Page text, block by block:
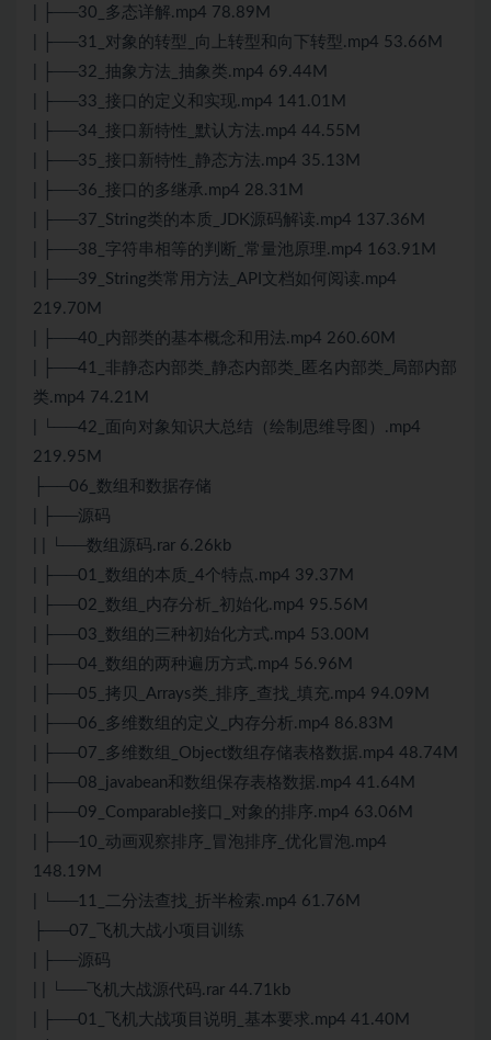
| ├──30_多态详解.mp4 78.89M
| ├──31_对象的转型_向上转型和向下转型.mp4 53.66M
| ├──32_抽象方法_抽象类.mp4 69.44M
| ├──33_接口的定义和实现.mp4 141.01M
| ├──34_接口新特性_默认方法.mp4 44.55M
| ├──35_接口新特性_静态方法.mp4 35.13M
| ├──36_接口的多继承.mp4 28.31M
| ├──37_String类的本质_JDK源码解读.mp4 137.36M
| ├──38_字符串相等的判断_常量池原理.mp4 163.91M
| ├──39_String类常用方法_API文档如何阅读.mp4
219.70M
| ├──40_内部类的基本概念和用法.mp4 260.60M
| ├──41_非静态内部类_静态内部类_匿名内部类_局部内部
类.mp4 74.21M
| └──42_面向对象知识大总结（绘制思维导图）.mp4
219.95M
├──06_数组和数据存储
| ├──源码
| | └──数组源码.rar 6.26kb
| ├──01_数组的本质_4个特点.mp4 39.37M
| ├──02_数组_内存分析_初始化.mp4 95.56M
| ├──03_数组的三种初始化方式.mp4 53.00M
| ├──04_数组的两种遍历方式.mp4 56.96M
| ├──05_拷贝_Arrays类_排序_查找_填充.mp4 94.09M
| ├──06_多维数组的定义_内存分析.mp4 86.83M
| ├──07_多维数组_Object数组存储表格数据.mp4 48.74M
| ├──08_javabean和数组保存表格数据.mp4 41.64M
| ├──09_Comparable接口_对象的排序.mp4 63.06M
| ├──10_动画观察排序_冒泡排序_优化冒泡.mp4
148.19M
| └──11_二分法查找_折半检索.mp4 61.76M
├──07_飞机大战小项目训练
| ├──源码
| | └──飞机大战源代码.rar 44.71kb
| ├──01_飞机大战项目说明_基本要求.mp4 41.40M